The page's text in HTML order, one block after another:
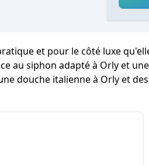
et pour le côté luxe
au siphon adapté à Orly et
douche italienne à Orly et